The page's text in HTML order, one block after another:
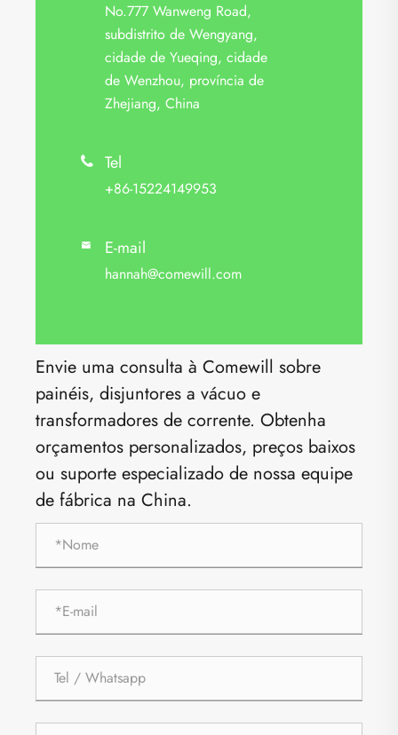
No.777 Wanweng Road,
subdistrito de Wengyang,
cidade de Yueqing, cidade
de Wenzhou, província de
Zhejiang, China
 Tel
+86-15224149953
 E-mail
hannah@comewill.com
Envie uma consulta à Comewill sobre
painéis, disjuntores a vácuo e
transformadores de corrente. Obtenha
orçamentos personalizados, preços baixos
ou suporte especializado de nossa equipe
de fábrica na China.